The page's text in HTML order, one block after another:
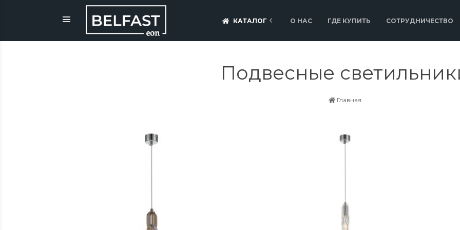
КАТАЛОГ О НАС ГДЕ КУПИТЬ СОТРУДНИЧЕСТВО
Подвесные
Главная